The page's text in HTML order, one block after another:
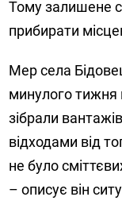
Тому залишене
прибирати
Мер села
минулого тижня
зібрали
відходами від
не було
– описує він